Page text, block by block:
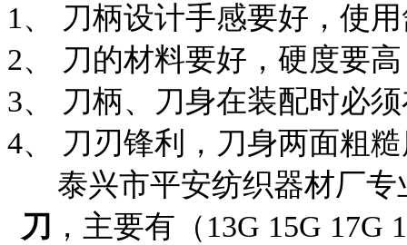
1、 刀柄设计手感要好，使
2、 刀的材料要好，硬度要
3、 刀柄、刀身在装配时必
4、 刀刃锋利，刀身两面粗
泰兴市平安纺织器材厂
刀 ，主要有（ 13G 15G 17G